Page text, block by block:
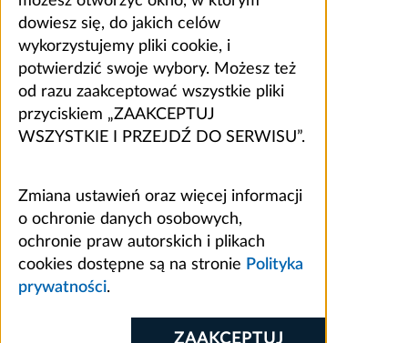
dowiesz się, do jakich celów
wykorzystujemy pliki cookie, i
potwierdzić swoje wybory. Możesz też
od razu zaakceptować wszystkie pliki
przyciskiem „ZAAKCEPTUJ
WSZYSTKIE I PRZEJDŹ DO SERWISU”.
Zmiana ustawień oraz więcej informacji
o ochronie danych osobowych,
ochronie praw autorskich i plikach
cookies dostępne są na stronie Polityka
prywatności.
ZAAKCEPTUJ